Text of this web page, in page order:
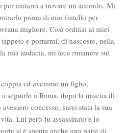
aiutarci a trovare un accordo. Mi
prima di mio fratello per
migliore. Così ordinai ai miei
e portarmi, di nascosto, nella
mia audacia, mi fece rimanere sul
ed avemmo un figlio,
seguirlo a Roma, dopo la nascita di
concesso, sarei stata la sua
Lui però fu assassinato e io
si è spenta anche una parte di